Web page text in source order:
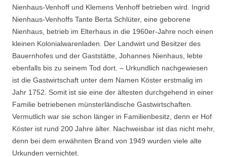
Nienhaus-Venhoff und Klemens Venhoff betrieben wird. Ingrid
Nienhaus-Venhoffs Tante Berta Schlüter, eine geborene
Nienhaus, betrieb im Elterhaus in die 1960er-Jahre noch einen
kleinen Kolonialwarenladen. Der Landwirt und Besitzer des
Bauernhofes und der Gaststätte, Johannes Nienhaus, lebte
ebenfalls bis zu seinem Tod dort. – Urkundlich nachgewiesen
ist die Gastwirtschaft unter dem Namen Köster erstmalig im
Jahr 1752. Somit ist sie eine der ältesten durchgehend in einer
Familie betriebenen münsterländische Gastwirtschaften.
Vermutlich war sie schon länger in Familienbesitz, denn er Hof
Köster ist rund 200 Jahre älter. Nachweisbar ist das nicht mehr,
denn bei dem erwähnten Brand von 1949 wurden viele alte
Urkunden vernichtet.